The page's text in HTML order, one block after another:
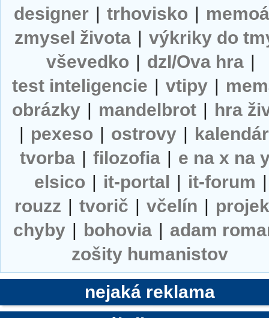
designer | trhovisko |
zmysel života | výkriky do
vševedko | dzI/Ova hra |
test inteligencie | vtipy |
obrázky | mandelbrot | hra
| pexeso | ostrovy | kalendár
tvorba | filozofia | e na x na
elsico | it-portal | it-forum |
rouzz | tvorič | včelín |
chyby | bohovia | adam
zošity humanistov
nejaká reklama